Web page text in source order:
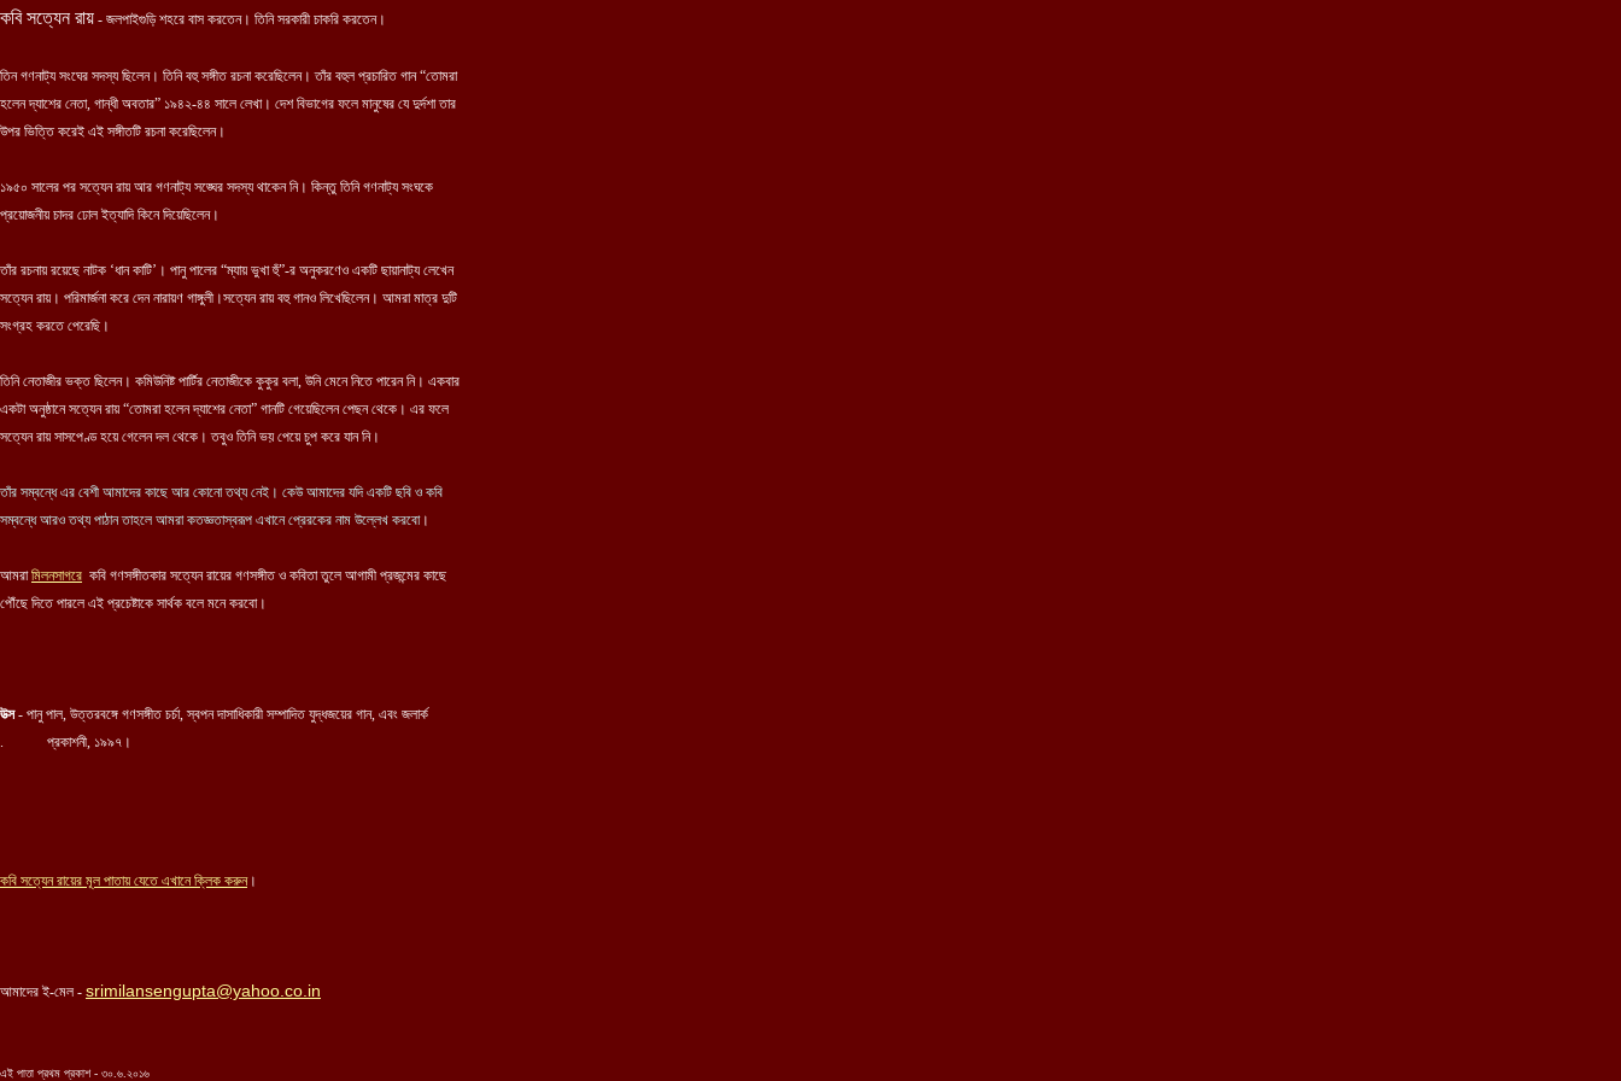
কবি সত্যেন রায় - জলপাইগুড়ি শহরে বাস করতেন। তিনি সরকারী চাকরি করতেন।
তিন গণনাট্য সংঘের সদস্য ছিলেন। তিনি বহু সঙ্গীত রচনা করেছিলেন। তাঁর বহুল প্রচারিত গান “তোমরা
হলেন দ্যাশের নেতা, গান্ধী অবতার” ১৯৪২-৪৪ সালে লেখা। দেশ বিভাগের ফলে মানুষের যে দুর্দশা তার
উপর ভিত্তি করেই এই সঙ্গীতটি রচনা করেছিলেন।
১৯৫০ সালের পর সত্যেন রায় আর গণনাট্য সঙ্ঘের সদস্য থাকেন নি। কিন্তু তিনি গণনাট্য সংঘকে
প্রয়োজনীয় চাদর ঢোল ইত্যাদি কিনে দিয়েছিলেন।
তাঁর রচনায় রয়েছে নাটক ‘ধান কাটি’। পানু পালের “ম্যায় ভুখা হুঁ”-র অনুকরণেও একটি ছায়ানাট্য লেখেন
সত্যেন রায়। পরিমার্জনা করে দেন নারায়ণ গাঙ্গুলী।সত্যেন রায় বহু গানও লিখেছিলেন। আমরা মাত্র দুটি
সংগ্রহ করতে পেরেছি।
তিনি নেতাজীর ভক্ত ছিলেন। কমিউনিষ্ট পার্টির নেতাজীকে কুকুর বলা, উনি মেনে নিতে পারেন নি। একবার
একটা অনুষ্ঠানে সত্যেন রায় “তোমরা হলেন দ্যাশের নেতা” গানটি গেয়েছিলেন পেছন থেকে। এর ফলে
সত্যেন রায় সাসপেণ্ড হয়ে গেলেন দল থেকে। তবুও তিনি ভয় পেয়ে চুপ করে যান নি।
তাঁর সম্বন্ধে এর বেশী আমাদের কাছে আর কোনো তথ্য নেই । কেউ আমাদের যদি একটি ছবি ও কবি
সম্বন্ধে আরও তথ্যপাঠান তাহলে আমরা কতজ্ঞতাস্বরূপ এখানে প্রেরকের নাম উল্লেখ করবো।
আমরামিলনসাগরে কবি গণসঙ্গীতকার সত্যেন রায়ের গণসঙ্গীত ও কবিতা তুলে আগামী প্রজন্মের কাছে
পৌঁছে দিতে পারলে এই প্রচেষ্টাকে সার্থক বলে মনে করবো।
উত্স- পানু পাল, উত্তরবঙ্গে গণসঙ্গীত চর্চা, স্বপন দাসাধিকারী সম্পাদিত যুদ্ধজয়ের গান, এবং জলার্ক
. প্রকাশনী, ১৯৯৭।
কবি সত্যেন রায়ের মূল পাতায় যেতে এখানে ক্লিক করুন।
আমাদের ই-মেল - srimilansengupta@yahoo.co.in
এই পাতা প্রথম প্রকাশ - ৩০.৬.২০১৬